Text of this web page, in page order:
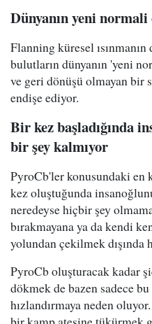
Dünyanın yeni
Flanning küresel
bulutların dünyanın 'yeni
ve geri dönüşü olmayan bir
endişe ediyor.
Bir kez başladığında
bir şey kalmıyor
PyroCb'ler konusundaki en
kez oluştuğunda
neredeyse hiçbir şey
bırakmayana ya da kendi
yolundan çekilmek dışında
PyroCb oluşturacak kadar
dökmek de bazen sadece
hızlandırmaya neden